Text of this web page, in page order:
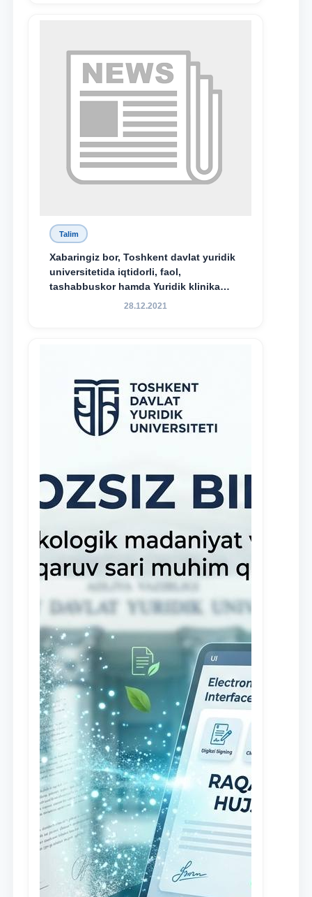
bo‘ldi.
Talim
Xabaringiz bor, Toshkent davlat yuridik
universitetida iqtidorli, faol,
tashabbuskor hamda Yuridik klinika
faoliyatida o‘z bilim va ko‘nikmalarini
28.12.2021